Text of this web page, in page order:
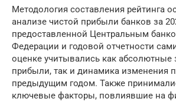
Методология составления рейтинга
анализе чистой прибыли банков за
предоставленной Центральным
Федерации и годовой отчетности
оценке учитывались как абсолютные
прибыли, так и динамика изменения
предыдущим годом. Также
ключевые факторы, повлиявшие на